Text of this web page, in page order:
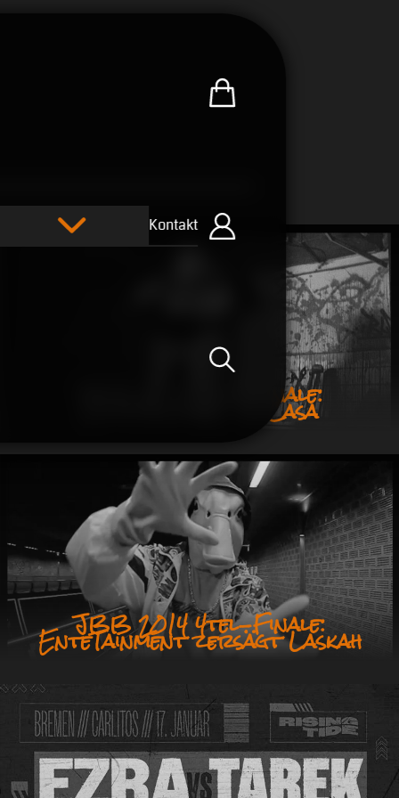
Kontakt
Zum U.R.B-Merchandise-
Einloggen
Suche öffnen
JBB 2015 Halbfinale:
EnteTainment vs. Casa
JBB 2014 4tel-Finale:
EnteTainment zersägt Laskah